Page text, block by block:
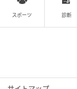
スポーツ 診断